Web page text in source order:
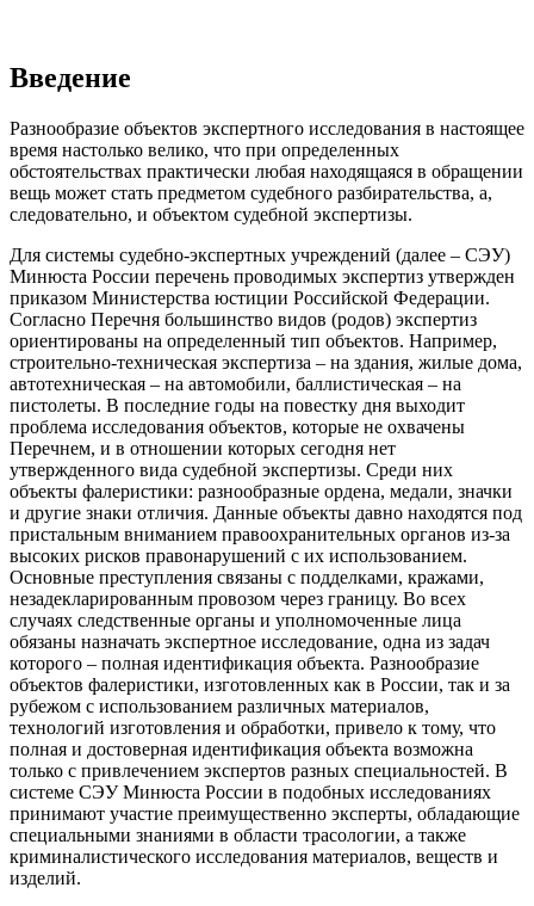
Введение
Разнообразие объектов экспертного исследования в настоящее
время настолько велико, что при определенных
обстоятельствах практически любая находящаяся в обращении
вещь может стать предметом судебного разбирательства, а,
следовательно, и объектом судебной экспертизы.
Для системы судебно-экспертных учреждений (далее – СЭУ)
Минюста России перечень проводимых экспертиз утвержден
приказом Министерства юстиции Российской Федерации.
Согласно Перечня большинство видов (родов) экспертиз
ориентированы на определенный тип объектов. Например,
строительно-техническая экспертиза – на здания, жилые дома,
автотехническая – на автомобили, баллистическая – на
пистолеты. В последние годы на повестку дня выходит
проблема исследования объектов, которые не охвачены
Перечнем, и в отношении которых сегодня нет
утвержденного вида судебной экспертизы. Среди них
объекты фалеристики: разнообразные ордена, медали, значки
и другие знаки отличия. Данные объекты давно находятся под
пристальным вниманием правоохранительных органов из-за
высоких рисков правонарушений с их использованием.
Основные преступления связаны с подделками, кражами,
незадекларированным провозом через границу. Во всех
случаях следственные органы и уполномоченные лица
обязаны назначать экспертное исследование, одна из задач
которого – полная идентификация объекта. Разнообразие
объектов фалеристики, изготовленных как в России, так и за
рубежом с использованием различных материалов,
технологий изготовления и обработки, привело к тому, что
полная и достоверная идентификация объекта возможна
только с привлечением экспертов разных специальностей. В
системе СЭУ Минюста России в подобных исследованиях
принимают участие преимущественно эксперты, обладающие
специальными знаниями в области трасологии, а также
криминалистического исследования материалов, веществ и
изделий.